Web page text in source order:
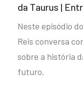
da Taurus |
Neste episódio
Reis conversa
sobre a história
futuro.